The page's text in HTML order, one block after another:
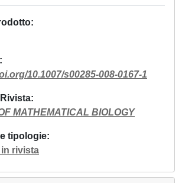
10.1007/s00285-008-0167-1
MATHEMATICAL BIOLOGY
tipologie
rivista